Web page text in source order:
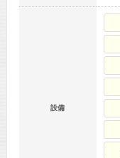
設備